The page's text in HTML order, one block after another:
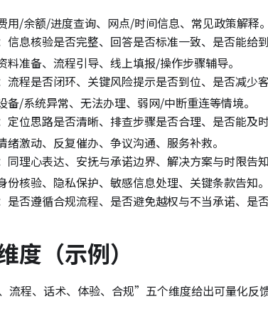
用/余额/进度查询、网点/时间信息、常见政策解释。
信息核验是否完整、回答是否标准一致、是否能给到
料准备、流程引导、线上填报/操作步骤辅导。
流程是否闭环、关键风险提示是否到位、是否减少客
备/系统异常、无法办理、弱网/中断重连等情境。
定位思路是否清晰、排查步骤是否合理、是否能及
绪激动、反复催办、争议沟通、服务补救。
同理心表达、安抚与承诺边界、解决方案与时限告知
份核验、隐私保护、敏感信息处理、关键条款告知。
是否遵循合规流程、是否避免越权与不当承诺、是
度（示例）
流程、话术、体验、合规”五个维度给出可量化反